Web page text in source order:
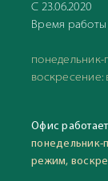
С 23.06.2020
Время работы
понедельник-
воскресение:
Офис
понедельник-
режим,